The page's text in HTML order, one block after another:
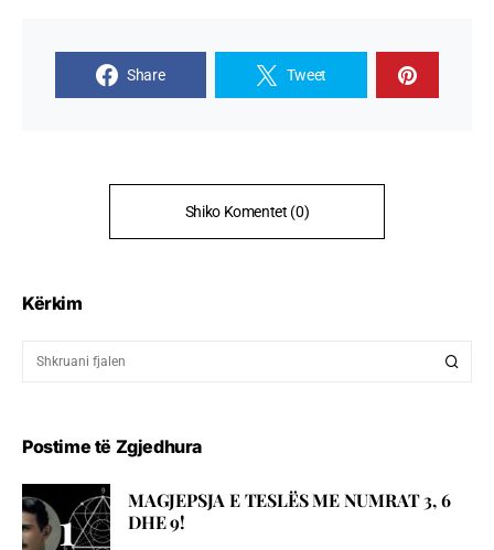
Share Tweet
Shiko Komentet (0)
Kërkim
Postime të Zgjedhura
MAGJEPSJA E TESLËS ME NUMRAT 3, 6
DHE 9!